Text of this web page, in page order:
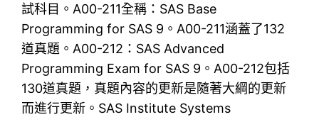
試科目。A00-211全稱：SAS Base
Programming for SAS 9。A00-211涵蓋了132
道真題。A00-212：SAS Advanced
Programming Exam for SAS 9。A00-212包括
130道真題，真題內容的更新是隨著大綱的更新
而進行更新。SAS Institute Systems